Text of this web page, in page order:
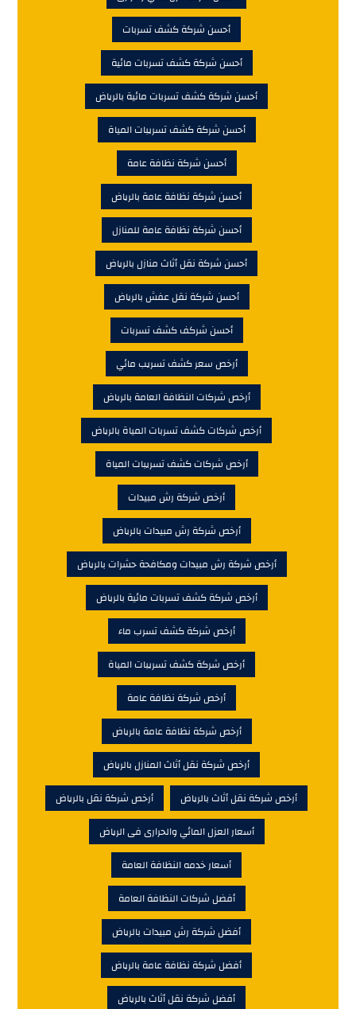
أحسن شركة كشف تسربات
أحسن شركة كشف تسربات مائية
أحسن شركة كشف تسربات مائية بالرياض
أحسن شركة كشف تسريبات المياة
أحسن شركة نظافة عامة
أحسن شركة نظافة عامة بالرياض
أحسن شركة نظافة عامة للمنازل
أحسن شركة نقل أثاث منازل بالرياض
أحسن شركة نقل عفش بالرياض
أحسن شركف كشف تسربات
أرخص سعر كشف تسريب مائي
أرخص شركات النظافة العامة بالرياض
أرخص شركات كشف تسربات المياة بالرياض
أرخص شركات كشف تسريبات المياة
أرخص شركة رش مبيدات
أرخص شركة رش مبيدات بالرياض
أرخص شركة رش مبيدات ومكافحة حشرات بالرياض
أرخص شركة كشف تسربات مائية بالرياض
أرخص شركة كشف تسرب ماء
أرخص شركة كشف تسريبات المياة
أرخص شركة نظافة عامة
أرخص شركة نظافة عامة بالرياض
أرخص شركة نقل أثاث المنازل بالرياض
أرخص شركة نقل أثاث بالرياض
أرخص شركة نقل بالرياض
أسعار العزل المائي والحرارى فى الرياض
أسعار خدمه النظافة العامة
أفضل شركات النظافة العامة
أفضل شركة رش مبيدات بالرياض
أفضل شركة نظافة عامة بالرياض
أفضل شركة نقل أثاث بالرياض